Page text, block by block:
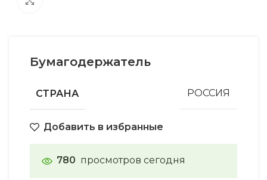
Бумагодержатель
СТРАНА РОССИЯ
Добавить в избранные
780 просмотров сегодня